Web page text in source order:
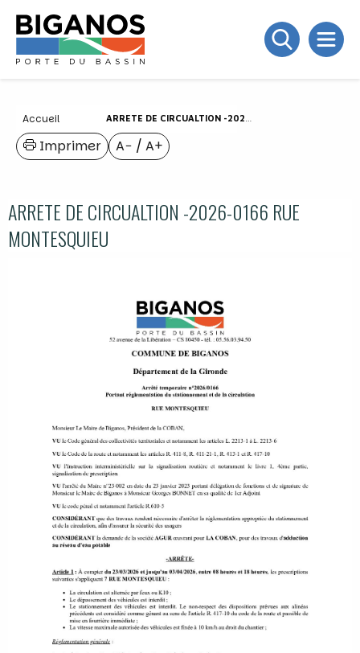
Accueil ARRETE DE CIRCUALTION -2026-0166 RUE MONTESQUIEU
A− / A+
Imprimer
ARRETE DE CIRCUALTION -2026-0166 RUE
MONTESQUIEU